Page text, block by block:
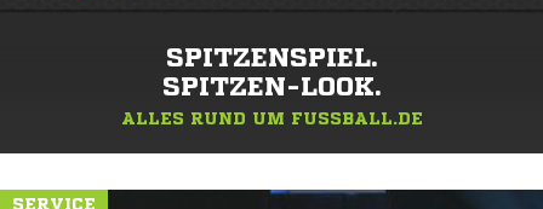
SPITZENSPIEL.
SPITZEN-LOOK.
ALLES RUND UM FUSSBALL.DE
SERVICE